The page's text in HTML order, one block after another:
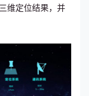
维定位结果，并